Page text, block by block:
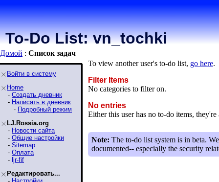
To-Do List: vn_tochki
Домой : Список задaч
Войти в систему
Home
- Создать дневник
- Написать в дневник
- Подробный режим
LJ.Rossia.org
- Новости сайта
- Общие настройки
- Sitemap
- Оплата
- ljr-fif
Редактировать...
To view another user's to-do list, go here.
Filter Items
No categories to filter on.
No entries
Either this user has no to-do items,
Note: The to-do list system is in beta.
documented-- especially the security